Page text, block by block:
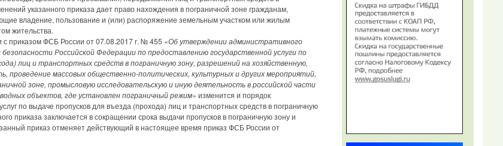
указанного приказа дает право нахождения в пограничной зоне гражданам,
владение, пользование и (или) распоряжение земельным участком или жилым
жительства.
приказом ФСБ России от 07.08.2017 г. № 455 «Об утверждении административного
Российской Федерации по предоставлению государственной услуги по
лиц и транспортных средств в пограничную зону, разрешений на хозяйственную,
проведение массовых общественно-политических, культурных и других мероприятий,
зоне, промысловую исследовательскую и иную деятельность в российской части
объектов, где установлен пограничный режим» изменится и порядок
по выдаче пропусков для въезда (прохода) лиц и транспортных средств в пограничную
приказа заключается в сокращении срока выдачи пропусков в пограничную зону и
приказ отменяет действующий в настоящее время приказ ФСБ России от